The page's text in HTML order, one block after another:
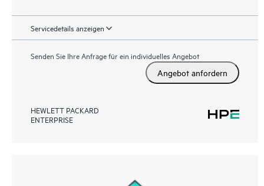
Servicedetails anzeigen
Senden Sie Ihre Anfrage für ein individuelles Angebot
Angebot anfordern
HEWLETT PACKARD
ENTERPRISE